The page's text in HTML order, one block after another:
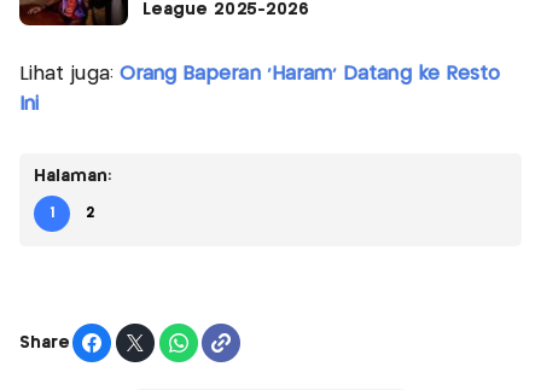
League 2025-2026
Lihat juga: Orang Baperan 'Haram' Datang ke Resto
Ini
Halaman:
1 2
Share